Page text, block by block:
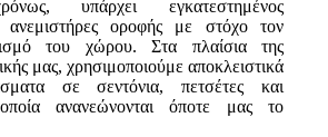
υπάρχει εγκατεστημένος
ανεμιστήρες οροφής με στόχο τον
του χώρου. Στα πλαίσια της
μας, χρησιμοποιούμε αποκλειστικά
σε σεντόνια, πετσέτες και
ανανεώνονται όποτε μας το